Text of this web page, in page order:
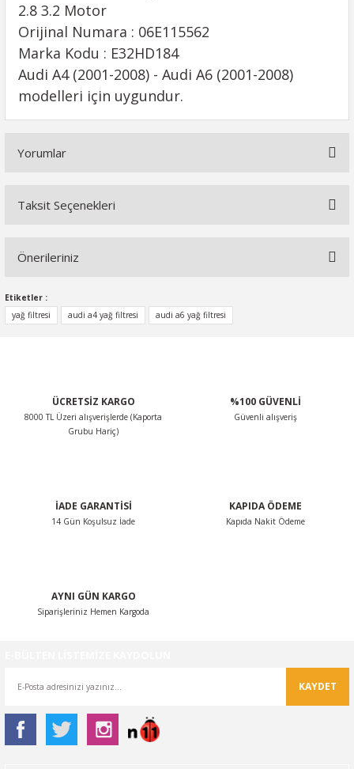
2.8 3.2 Motor
Orijinal Numara : 06E115562
Marka Kodu : E32HD184
Audi A4 (2001-2008) - Audi A6 (2001-2008)
modelleri için uygundur.
Yorumlar
Taksit Seçenekleri
Önerileriniz
Bu ürünün fiyat bilgisi, resim, ürün açıklamalarında ve diğer
konularda yetersiz gördüğünüz noktaları öneri formunu
kullanarak tarafımıza iletebilirsiniz.
Ürün açıklamasında eksik bilgiler bulunuyor.
Ürün bilgilerinde hatalar bulunuyor.
Etiketler :
yağ filtresi
audi a4 yağ filtresi audi a6 yağ filtresi
ÜCRETSİZ KARGO
8000 TL Üzeri alışverişlerde (Kaporta
Grubu Hariç)
%100 GÜVENLİ
Güvenli alışveriş
İADE GARANTİSİ
14 Gün Koşulsuz İade
KAPIDA ÖDEME
Kapıda Nakit Ödeme
AYNI GÜN KARGO
Siparişleriniz Hemen Kargoda
KAYDET